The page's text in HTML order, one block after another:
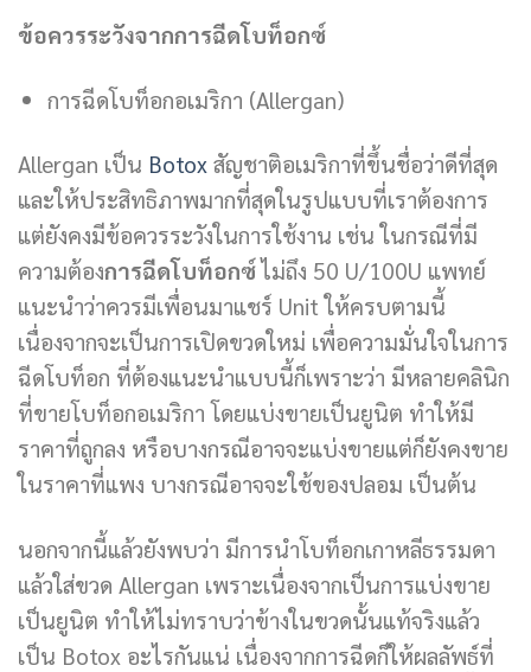
ข้อควรระวังจากการฉีดโบท็อกซ์
การฉีดโบท็อกอเมริกา (Allergan)
Allergan เป็น Botox สัญชาติอเมริกาที่ขึ้นชื่อว่าดีที่สุด
และให้ประสิทธิภาพมากที่สุดในรูปแบบที่เราต้องการ
แต่ยังคงมีข้อควรระวังในการใช้งาน เช่น ในกรณีที่มี
ความต้องการฉีดโบท็อกซ์ไม่ถึง 50 U/100U แพทย์
แนะนำว่าควรมีเพื่อนมาแชร์ Unit ให้ครบตามนี้
เนื่องจากจะเป็นการเปิดขวดใหม่ เพื่อความมั่นใจในการ
ฉีดโบท็อก ที่ต้องแนะนำแบบนี้ก็เพราะว่า มีหลายคลินิก
ที่ขายโบท็อกอเมริกา โดยแบ่งขายเป็นยูนิต ทำให้มี
ราคาที่ถูกลง หรือบางกรณีอาจจะแบ่งขายแต่ก็ยังคงขาย
ในราคาที่แพง บางกรณีอาจจะใช้ของปลอม เป็นต้น
นอกจากนี้แล้วยังพบว่า มีการนำโบท็อกเกาหลีธรรมดา
แล้วใส่ขวด Allergan เพราะเนื่องจากเป็นการแบ่งขาย
เป็นยูนิต ทำให้ไม่ทราบว่าข้างในขวดนั้นแท้จริงแล้ว
เป็น Botox อะไรกันแน่ เนื่องจากการฉีดก็ให้ผลลัพธ์ที่